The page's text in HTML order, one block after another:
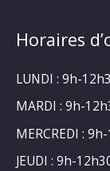
Horaires
LUNDI : 9h-
MARDI : 9h-
MERCREDI :
JEUDI : 9h-